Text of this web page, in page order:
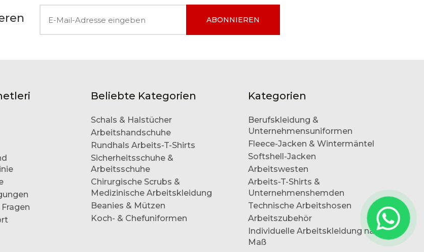
ABONNIEREN
Beliebte Kategorien
Schals & Halstücher
Arbeitshandschuhe
Rundhals Arbeits-T-Shirts
Sicherheitsschuhe &
Arbeitsschuhe
Chirurgische Scrubs &
Medizinische Arbeitskleidung
Beanies & Mützen
Koch- & Chefuniformen
Kategorien
Berufskleidung &
Unternehmensuniformen
Fleece-Jacken & Wintermäntel
Softshell-Jacken
Arbeitswesten
Arbeits-T-Shirts &
Unternehmenshemden
Technische Arbeitshosen
Arbeitszubehör
Individuelle Arbeitskleidung nach
Maß